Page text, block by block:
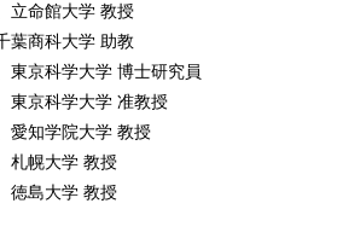
立命館大学 教授
葉商科大学 助教
東京科学大学 博士研究員
東京科学大学 准教授
愛知学院大学 教授
札幌大学 教授
徳島大学 教授